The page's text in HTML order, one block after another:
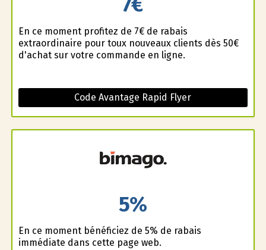
En ce moment profitez de 7€ de rabais
extraordinaire pour toux nouveaux clients dès 50€
d'achat sur votre commande en ligne.
Code Avantage Rapid Flyer
5%
En ce moment bénéficiez de 5% de rabais
immédiate dans cette page web.